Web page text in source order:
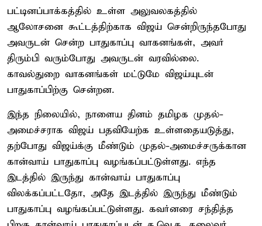
பட்டினப்பாக்கத்தில் உள்ள அலுவலகத்தில்
ஆலோசனை கூட்டத்திற்காக விஜய் சென்றிருந்தபோது
அவருடன் சென்ற பாதுகாப்பு வாகனங்கள், அவர்
திரும்பி வரும்போது அவருடன் வரவில்லை.
காவல்துறை வாகனங்கள் மட்டுமே விஜய்யுடன்
பாதுகாப்பிற்கு சென்றன.
இந்த நிலையில், நாளைய தினம் தமிழக முதல்-
அமைச்சராக விஜய் பதவியேற்க உள்ளதையடுத்து,
தற்போது விஜய்க்கு மீண்டும் முதல்-அமைச்சருக்கான
கான்வாய் பாதுகாப்பு வழங்கப்பட்டுள்ளது. எந்த
இடத்தில் இருந்து கான்வாய் பாதுகாப்பு
விலக்கப்பட்டதோ, அதே இடத்தில் இருந்து மீண்டும்
பாதுகாப்பு வழங்கப்பட்டுள்ளது. கவர்னரை சந்தித்த